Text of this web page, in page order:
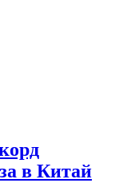
в Китай